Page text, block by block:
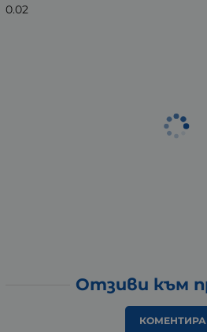
0.02
Отзиви към